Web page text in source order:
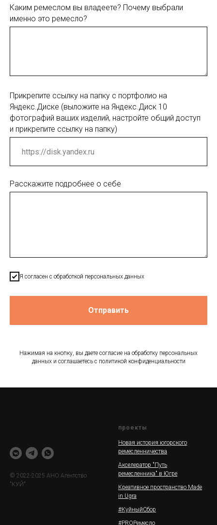
Каким ремеслом вы владеете? Почему выбрали
именно это ремесло?
Прикрепите ссылку на папку с портфолио на
Яндекс.Диске (выложите на Яндекс.Диск 10
фотографий ваших изделий, настройте общий доступ
и прикрепите ссылку на папку)
Расскажите подробнее о себе
Я согласен с обработкой персональных данных
Отправить
Нажимая на кнопку, вы даете согласие на обработку персональных
данных и соглашаетесь c политикой конфиденциальности
© 2022-2025 АНО Агентство
"КУЙ"
проекты
Новая история югорского
ремесленничества
Акселератор "Путь
ремесленника" в Югре
Креативное пространство Made
in Ugra
#КуйныйСбор
#PROРемесло